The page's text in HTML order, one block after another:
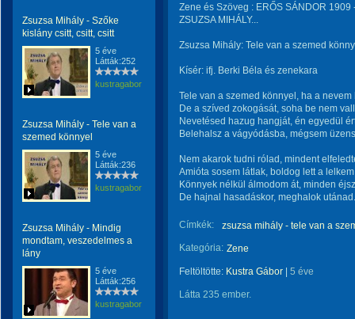
Zsuzsa Mihály - Szőke
kislány csitt, csitt, csitt
5 éve
Látták:252
kustragabor
Zsuzsa Mihály - Tele van a
szemed könnyel
5 éve
Látták:236
kustragabor
Zsuzsa Mihály - Mindig
mondtam, veszedelmes a
lány
5 éve
Látták:256
kustragabor
Zene és Szöveg : ERŐS SÁNDOR 1909
ZSUZSA MIHÁLY...
Zsuzsa Mihály: Tele van a szemed
Kísér: ifj. Berki Béla és zenekara
Tele van a szemed könnyel, ha a nevem
De a szíved zokogását, soha be nem
Nevetésed hazug hangját, én egyedül
Belehalsz a vágyódásba, mégsem
Nem akarok tudni rólad, mindent
Amióta sosem látlak, boldog lett a
Könnyek nélkül álmodom át, minden
De hajnal hasadáskor, meghalok utánad.
Címkék:
zsuzsa mihály - tele van a
Kategória: Zene
Feltöltötte: Kustra Gábor 5 éve
Látta 235 ember.